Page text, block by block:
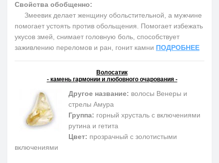
Свойства обобщенно:
Змеевик делает женщину обольстительной, а мужчине
помогает устоять против обольщения. Помогает избежать
укусов змей, снимает головную боль, способствует
заживлению переломов и ран, гонит камни ПОДРОБНЕЕ
Волосатик
- камень гармонии и любовного очарования -
Другое название: волосы Венеры и
стрелы Амура
Группа: горный хрусталь с включениями
рутина и гетита
Цвет: прозрачный с золотистыми
включениями